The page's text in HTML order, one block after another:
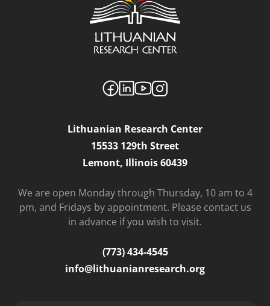
Lithuanian Research Center
15533 129th Street
Lemont, Illinois 60439
We are open Monday through Thursday, 10 am to 4
pm, and Fridays by appointment. Please contact us
in advance if you wish to visit.
(773) 434-4545
info@lithuanianresearch.org